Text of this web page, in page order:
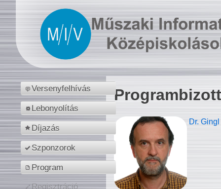
Versenyfelhívás
Lebonyolítás
Díjazás
Szponzorok
Program
Regisztráció
Dr.